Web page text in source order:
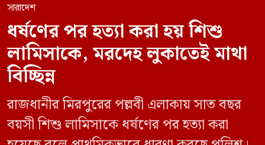
সারাদেশ
ধর্ষণের পর হত্যা করা হয় শিশু
লামিসাকে, মরদেহ লুকাতেই মাথা
বিচ্ছিন্ন
রাজধানীর মিরপুরের পল্লবী এলাকায় সাত বছর
বয়সী শিশু লামিসাকে ধর্ষণের পর হত্যা করা